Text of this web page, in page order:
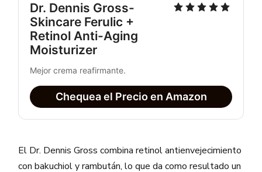
Dr. Dennis Gross-
Skincare Ferulic +
Retinol Anti-Aging
Moisturizer
Mejor crema reafirmante.
Chequea el Precio en Amazon
El Dr. Dennis Gross combina retinol antienvejecimiento
con bakuchiol y rambután, lo que da como resultado un